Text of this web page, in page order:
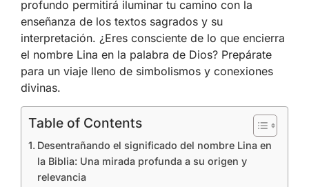
profundo permitirá iluminar tu camino con la
enseñanza de los textos sagrados y su
interpretación. ¿Eres consciente de lo que encierra
el nombre Lina en la palabra de Dios? Prepárate
para un viaje lleno de simbolismos y conexiones
divinas.
Table of Contents
Desentrañando el significado del nombre Lina en
la Biblia: Una mirada profunda a su origen y
relevancia